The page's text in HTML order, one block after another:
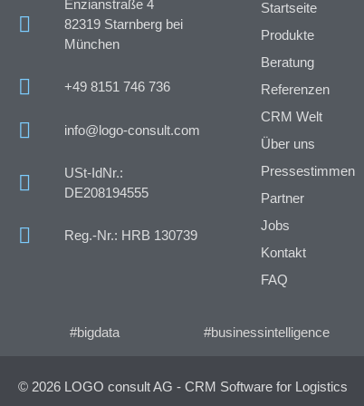
Enzianstraße 4
82319 Starnberg bei
München
+49 8151 746 736
info@logo-consult.com
USt-IdNr.:
DE208194555
Reg.-Nr.: HRB 130739
Startseite
Produkte
Beratung
Referenzen
CRM Welt
Über uns
Pressestimmen
Partner
Jobs
Kontakt
FAQ
#bigdata #businessintelligence
© 2026 LOGO consult AG - CRM Software for Logistics